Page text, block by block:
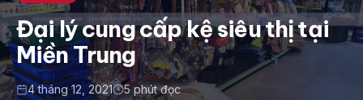
Đại lý cung cấp kệ siêu thị tại
Miền Trung
4 tháng 12, 2021 5 phút đọc